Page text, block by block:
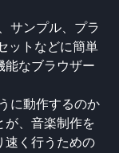
サンプル、プラ
ットなどに簡単
能なブラウザー
に動作するのか
が、音楽制作を
速く行うための